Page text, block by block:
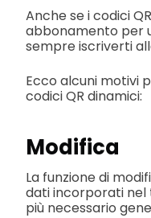
Anche se i codici
abbonamento per
sempre iscriverti
Ecco alcuni motivi
codici QR dinamici:
Modifica
La funzione di
dati incorporati nel
più necessario